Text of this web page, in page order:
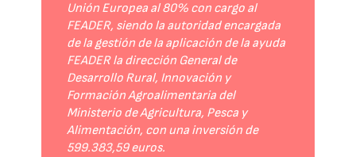
Unión Europea al 80% con cargo al
FEADER, siendo la autoridad encargada
de la gestión de la aplicación de la ayuda
FEADER la dirección General de
Desarrollo Rural, Innovación y
Formación Agroalimentaria del
Ministerio de Agricultura, Pesca y
Alimentación, con una inversión de
599.383,59 euros.